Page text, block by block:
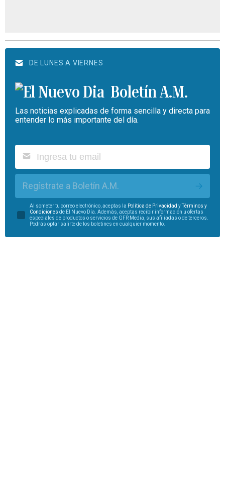
DE LUNES A VIERNES
Boletín A.M.
Las noticias explicadas de forma sencilla y directa para
entender lo más importante del día.
Regístrate a Boletín A.M.
Al someter tu correo electrónico, aceptas la Política de Privacidad yTérminos y
Condiciones de El Nuevo Día. Además, aceptas recibir información u ofertas
especiales de productos o servicios de GFR Media, sus afiliadas o de terceros.
Podrás optar salirte de los boletines en cualquier momento.